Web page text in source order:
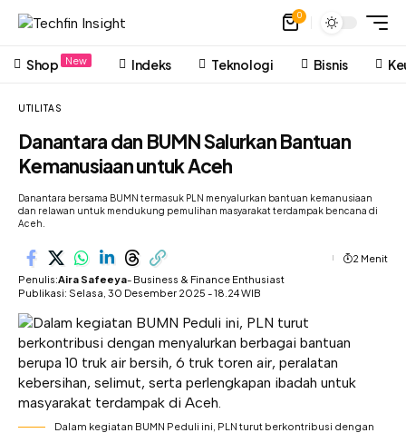
0
Shop New Indeks Teknologi Bisnis
UTILITAS
Danantara dan BUMN Salurkan Bantuan
Kemanusiaan untuk Aceh
Danantara bersama BUMN termasuk PLN menyalurkan bantuan kemanusiaan
dan relawan untuk mendukung pemulihan masyarakat terdampak bencana di
Aceh.
Penulis:Aira Safeeya- Business & Finance Enthusiast
Publikasi: Selasa, 30 Desember 2025 - 18.24 WIB
2 Menit
Dalam kegiatan BUMN Peduli ini, PLN turut berkontribusi dengan